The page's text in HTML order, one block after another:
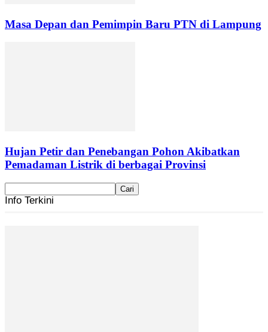
Masa Depan dan Pemimpin Baru PTN di Lampung
Hujan Petir dan Penebangan Pohon Akibatkan
Pemadaman Listrik di berbagai Provinsi
Info Terkini